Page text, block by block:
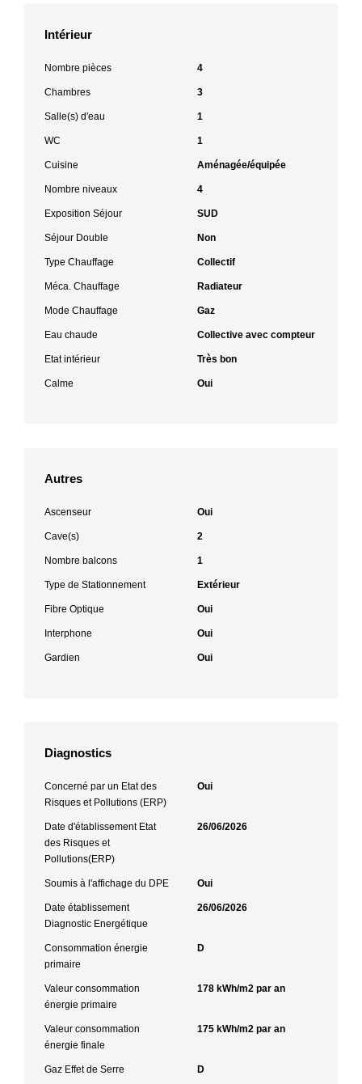
Intérieur
Nombre pièces 4
Chambres 3
Salle(s) d'eau 1
WC 1
Cuisine Aménagée/équipée
Nombre niveaux 4
Exposition Séjour SUD
Séjour Double Non
Type Chauffage Collectif
Méca. Chauffage Radiateur
Mode Chauffage Gaz
Eau chaude Collective avec compteur
Etat intérieur Très bon
Calme Oui
Autres
Ascenseur Oui
Cave(s) 2
Nombre balcons 1
Type de Stationnement Extérieur
Fibre Optique Oui
Interphone Oui
Gardien Oui
Diagnostics
Concerné par un Etat des
Risques et Pollutions (ERP)
Oui
Date d'établissement Etat
des Risques et
Pollutions(ERP)
26/06/2026
Soumis à l'affichage du DPE Oui
Date établissement
Diagnostic Energétique
26/06/2026
Consommation énergie
primaire
D
Valeur consommation
énergie primaire
178 kWh/m2 par an
Valeur consommation
énergie finale
175 kWh/m2 par an
Gaz Effet de Serre D